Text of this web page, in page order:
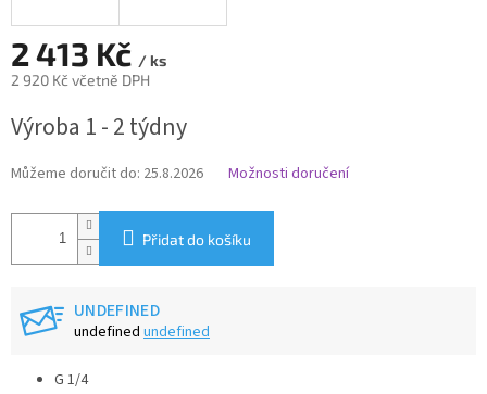
2 413 Kč / ks
2 920 Kč včetně DPH
cena:
Výroba 1 - 2 týdny
Můžeme doručit do: 25.8.2026 Možnosti doručení
Přidat do košíku
UNDEFINED
undefined undefined
G 1/4